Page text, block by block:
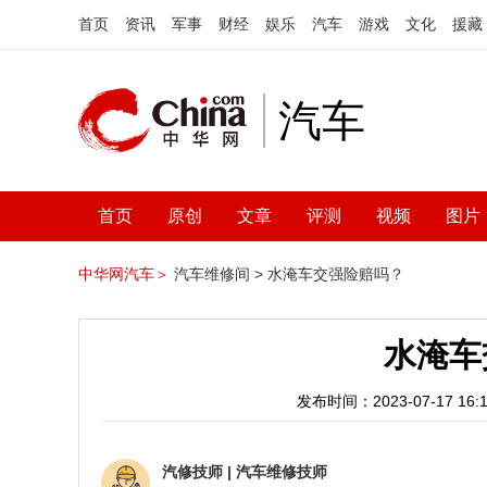
首页 资讯 军事 财经 娱乐 汽车 游戏 文化 援藏
汽车
首页 原创 文章 评测 视频 图片
中华网汽车＞ 汽车维修间 > 水淹车交强险赔吗？
水淹
发布时间：2023-07-17
汽修技师 | 汽车维修技师